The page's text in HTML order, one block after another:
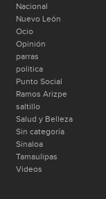
Nacional
Nuevo León
Ocio
Opinión
parras
politica
Punto Social
Ramos Arizpe
saltillo
Salud y Belleza
Sin categoría
Sinaloa
Tamaulipas
Videos